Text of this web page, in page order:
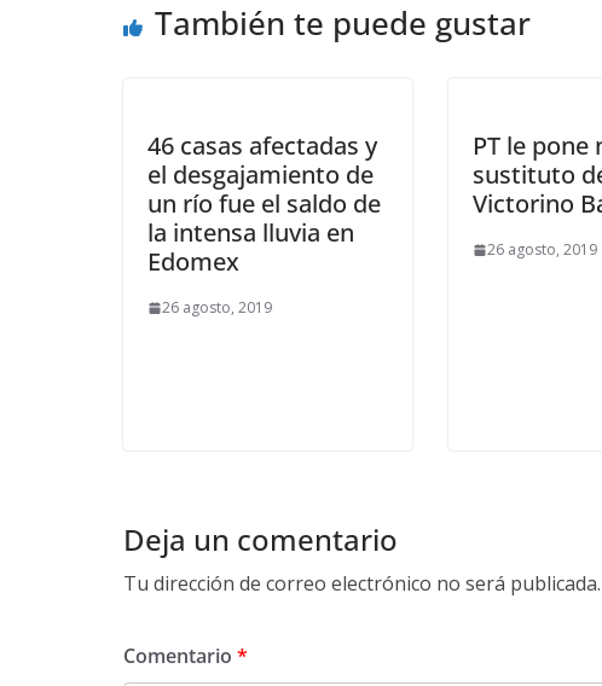
También te puede gustar
46 casas afectadas y
el desgajamiento de
un río fue el saldo de
la intensa lluvia en
Edomex
26 agosto, 2019
PT le pone
sustituto
Victorino
26 agosto, 2019
Deja un comentario
Tu dirección de correo electrónico no será publicada.
Comentario *